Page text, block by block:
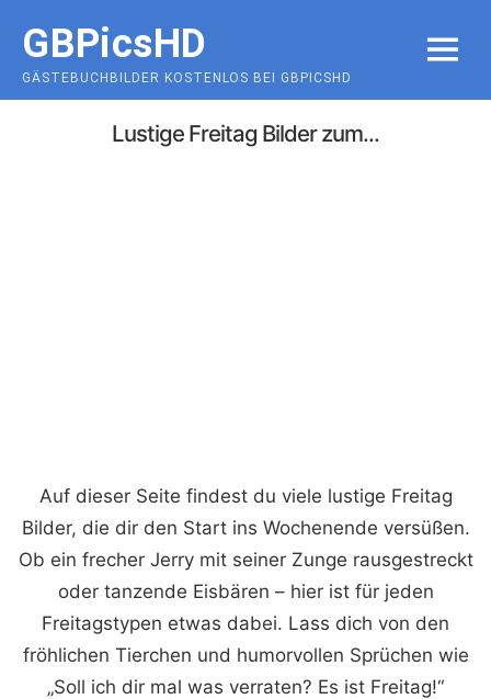
content
GBPicsHD
GÄSTEBUCHBILDER KOSTENLOS BEI GBPICSHD
MENU
Lustige Freitag Bilder zum...
Auf dieser Seite findest du viele lustige Freitag
Bilder, die dir den Start ins Wochenende versüßen.
Ob ein frecher Jerry mit seiner Zunge rausgestreckt
oder tanzende Eisbären – hier ist für jeden
Freitagstypen etwas dabei. Lass dich von den
fröhlichen Tierchen und humorvollen Sprüchen wie
„Soll ich dir mal was verraten? Es ist Freitag!“